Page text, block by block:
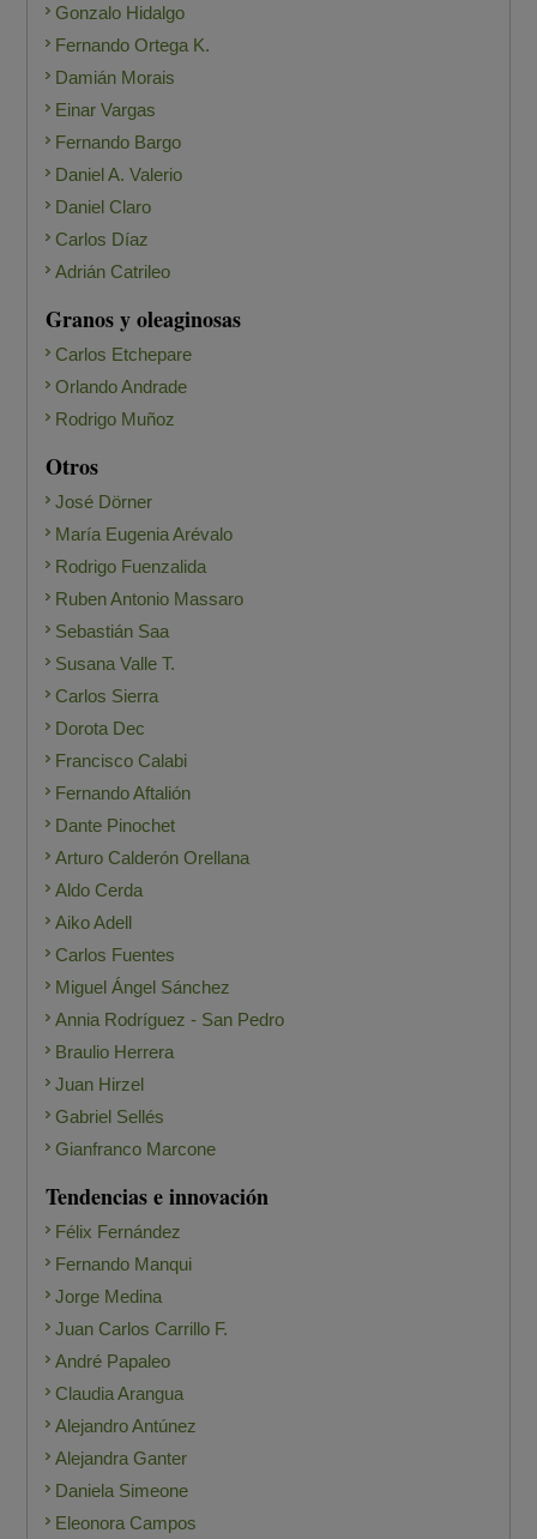
Gonzalo Hidalgo
Fernando Ortega K.
Damián Morais
Einar Vargas
Fernando Bargo
Daniel A. Valerio
Daniel Claro
Carlos Díaz
Adrián Catrileo
Granos y oleaginosas
Carlos Etchepare
Orlando Andrade
Rodrigo Muñoz
Otros
José Dörner
María Eugenia Arévalo
Rodrigo Fuenzalida
Ruben Antonio Massaro
Sebastián Saa
Susana Valle T.
Carlos Sierra
Dorota Dec
Francisco Calabi
Fernando Aftalión
Dante Pinochet
Arturo Calderón Orellana
Aldo Cerda
Aiko Adell
Carlos Fuentes
Miguel Ángel Sánchez
Annia Rodríguez - San Pedro
Braulio Herrera
Juan Hirzel
Gabriel Sellés
Gianfranco Marcone
Tendencias e innovación
Félix Fernández
Fernando Manqui
Jorge Medina
Juan Carlos Carrillo F.
André Papaleo
Claudia Arangua
Alejandro Antúnez
Alejandra Ganter
Daniela Simeone
Eleonora Campos